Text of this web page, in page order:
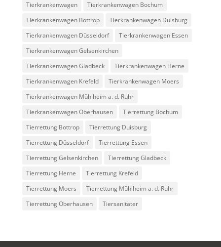
Tierkrankenwagen
Tierkrankenwagen Bochum
Tierkrankenwagen Bottrop
Tierkrankenwagen Duisburg
Tierkrankenwagen Düsseldorf
Tierkrankenwagen Essen
Tierkrankenwagen Gelsenkirchen
Tierkrankenwagen Gladbeck
Tierkrankenwagen Herne
Tierkrankenwagen Krefeld
Tierkrankenwagen Moers
Tierkrankenwagen Mühlheim a. d. Ruhr
Tierkrankenwagen Oberhausen
Tierrettung Bochum
Tierrettung Bottrop
Tierrettung Duisburg
Tierrettung Düsseldorf
Tierrettung Essen
Tierrettung Gelsenkirchen
Tierrettung Gladbeck
Tierrettung Herne
Tierrettung Krefeld
Tierrettung Moers
Tierrettung Mühlheim a. d. Ruhr
Tierrettung Oberhausen
Tiersanitäter